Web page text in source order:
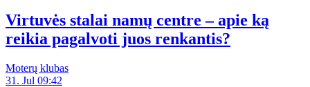
Virtuvės stalai namų centre – apie ką
reikia pagalvoti juos renkantis?
Moterų klubas
31. Jul 09:42